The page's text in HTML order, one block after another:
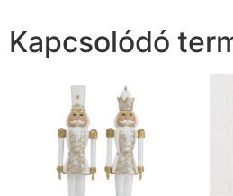
Kapcsolódó